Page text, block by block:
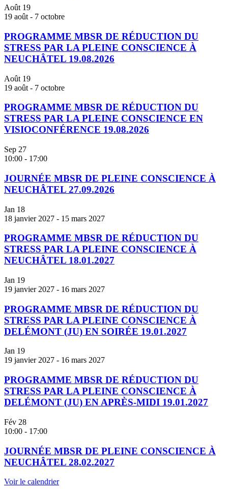
Août 19
19 août - 7 octobre
PROGRAMME MBSR DE RÉDUCTION DU
STRESS PAR LA PLEINE CONSCIENCE À
NEUCHÂTEL 19.08.2026
Août 19
19 août - 7 octobre
PROGRAMME MBSR DE RÉDUCTION DU
STRESS PAR LA PLEINE CONSCIENCE EN
VISIOCONFÉRENCE 19.08.2026
Sep 27
10:00 - 17:00
JOURNÉE MBSR DE PLEINE CONSCIENCE À
NEUCHÂTEL 27.09.2026
Jan 18
18 janvier 2027 - 15 mars 2027
PROGRAMME MBSR DE RÉDUCTION DU
STRESS PAR LA PLEINE CONSCIENCE À
NEUCHÂTEL 18.01.2027
Jan 19
19 janvier 2027 - 16 mars 2027
PROGRAMME MBSR DE RÉDUCTION DU
STRESS PAR LA PLEINE CONSCIENCE À
DELÉMONT (JU) EN SOIRÉE 19.01.2027
Jan 19
19 janvier 2027 - 16 mars 2027
PROGRAMME MBSR DE RÉDUCTION DU
STRESS PAR LA PLEINE CONSCIENCE À
DELÉMONT (JU) EN APRÈS-MIDI 19.01.2027
Fév 28
10:00 - 17:00
JOURNÉE MBSR DE PLEINE CONSCIENCE À
NEUCHÂTEL 28.02.2027
Voir le calendrier